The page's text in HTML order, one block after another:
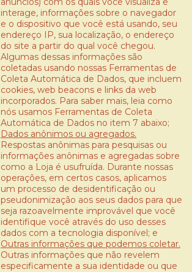
interage, informações sobre o navegador
e o dispositivo que você está usando, seu
endereço IP, sua localização, o endereço
do site a partir do qual você chegou.
Algumas dessas informações são
coletadas usando nossas Ferramentas de
Coleta Automática de Dados, que incluem
cookies, web beacons e links da web
incorporados. Para saber mais, leia como
nós usamos Ferramentas de Coleta
Automática de Dados no item 7 abaixo;
Dados anônimos ou agregados.
Respostas anônimas para pesquisas ou
informações anônimas e agregadas sobre
como a Loja é usufruída. Durante nossas
operações, em certos casos, aplicamos
um processo de desidentificação ou
pseudonimização aos seus dados para que
seja razoavelmente improvável que você
identifique você através do uso desses
dados com a tecnologia disponível; e
Outras informações que podemos coletar.
Outras informações que não revelem
especificamente a sua identidade ou que